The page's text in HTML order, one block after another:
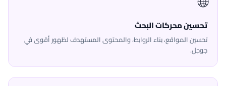
تحسين محركات البحث
تحسين المواقع، بناء الروابط، والمحتوى المستهدف لظهور أقوى في
جوجل.